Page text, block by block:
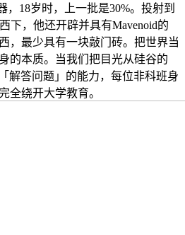
，18岁时，上一批是30%。投射到
下，他还开辟并具有Mavenoid的
，最少具有一块敲门砖。把世界当
的本质。当我们把目光从硅谷的
解答问题」的能力，每位非科班身
绕开大学教育。